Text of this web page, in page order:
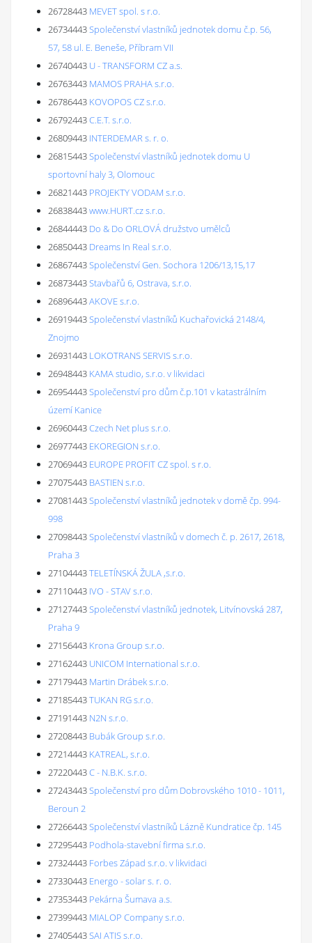
26728443 MEVET spol. s r.o.
26734443Společenství vlastníků jednotek domu č.p. 56,
57, 58 ul. E. Beneše, Příbram VII
26740443 U - TRANSFORM CZ a.s.
26763443 MAMOS PRAHA s.r.o.
26786443 KOVOPOS CZ s.r.o.
26792443C.E.T. s.r.o.
26809443 INTERDEMAR s. r. o.
26815443Společenství vlastníků jednotek domu U
sportovní haly 3, Olomouc
26821443 PROJEKTY VODAM s.r.o.
26838443www.HURT.cz s.r.o.
26844443 Do & Do ORLOVÁ družstvo umělců
26850443 Dreams In Real s.r.o.
26867443Společenství Gen. Sochora 1206/13,15,17
26873443Stavbařů 6, Ostrava, s.r.o.
26896443AKOVE s.r.o.
26919443Společenství vlastníků Kuchařovická 2148/4,
Znojmo
26931443 LOKOTRANS SERVIS s.r.o.
26948443 KAMA studio, s.r.o. v likvidaci
26954443Společenství pro dům č.p.101 v katastrálním
území Kanice
26960443Czech Net plus s.r.o.
26977443 EKOREGION s.r.o.
27069443 EUROPE PROFIT CZ spol. s r.o.
27075443 BASTIEN s.r.o.
27081443Společenství vlastníků jednotek v domě čp. 994-
998
27098443Společenství vlastníků v domech č. p. 2617, 2618,
Praha 3
27104443TELETÍNSKÁ ŽULA ,s.r.o.
27110443 IVO - STAV s.r.o.
27127443Společenství vlastníků jednotek, Litvínovská 287,
Praha 9
27156443 Krona Group s.r.o.
27162443 UNICOM International s.r.o.
27179443 Martin Drábek s.r.o.
27185443TUKAN RG s.r.o.
27191443 N2N s.r.o.
27208443 Bubák Group s.r.o.
27214443 KATREAL, s.r.o.
27220443C - N.B.K. s.r.o.
27243443Společenství pro dům Dobrovského 1010 - 1011,
Beroun 2
27266443Společenství vlastníků Lázně Kundratice čp. 145
27295443 Podhola-stavební firma s.r.o.
27324443 Forbes Západ s.r.o. v likvidaci
27330443 Energo - solar s. r. o.
27353443 Pekárna Šumava a.s.
27399443 MIALOP Company s.r.o.
27405443SAI ATIS s.r.o.